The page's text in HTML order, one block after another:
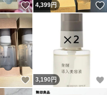
いいね！
4,399円
いいね！
3,190 円